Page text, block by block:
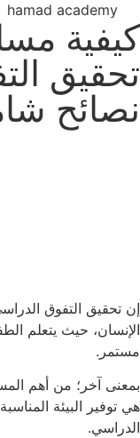
hamad academy
كيفية
تحقيق
نصائح
إن تحقيق التفوق
الإنسان، حيث يتعلم
مستمر.
بمعنى آخر؛ من أهم
هي توفير البيئة
الدراسي.